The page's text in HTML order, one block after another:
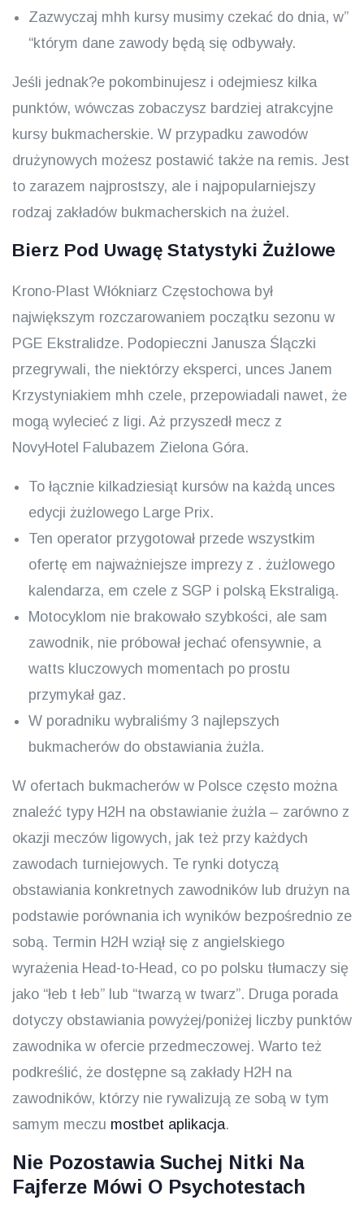
Zazwyczaj mhh kursy musimy czekać do dnia, w”
“którym dane zawody będą się odbywały.
Jeśli jednak?e pokombinujesz i odejmiesz kilka
punktów, wówczas zobaczysz bardziej atrakcyjne
kursy bukmacherskie. W przypadku zawodów
drużynowych możesz postawić także na remis. Jest
to zarazem najprostszy, ale i najpopularniejszy
rodzaj zakładów bukmacherskich na żużel.
Bierz Pod Uwagę Statystyki Żużlowe
Krono-Plast Włókniarz Częstochowa był
największym rozczarowaniem początku sezonu w
PGE Ekstralidze. Podopieczni Janusza Ślączki
przegrywali, the niektórzy eksperci, unces Janem
Krzystyniakiem mhh czele, przepowiadali nawet, że
mogą wylecieć z ligi. Aż przyszedł mecz z
NovyHotel Falubazem Zielona Góra.
To łącznie kilkadziesiąt kursów na każdą unces
edycji żużlowego Large Prix.
Ten operator przygotował przede wszystkim
ofertę em najważniejsze imprezy z . żużlowego
kalendarza, em czele z SGP i polską Ekstraligą.
Motocyklom nie brakowało szybkości, ale sam
zawodnik, nie próbował jechać ofensywnie, a
watts kluczowych momentach po prostu
przymykał gaz.
W poradniku wybraliśmy 3 najlepszych
bukmacherów do obstawiania żużla.
W ofertach bukmacherów w Polsce często można
znaleźć typy H2H na obstawianie żużla – zarówno z
okazji meczów ligowych, jak też przy każdych
zawodach turniejowych. Te rynki dotyczą
obstawiania konkretnych zawodników lub drużyn na
podstawie porównania ich wyników bezpośrednio ze
sobą. Termin H2H wziął się z angielskiego
wyrażenia Head-to-Head, co po polsku tłumaczy się
jako “łeb t łeb” lub “twarzą w twarz”. Druga porada
dotyczy obstawiania powyżej/poniżej liczby punktów
zawodnika w ofercie przedmeczowej. Warto też
podkreślić, że dostępne są zakłady H2H na
zawodników, którzy nie rywalizują ze sobą w tym
samym meczu mostbet aplikacja.
Nie Pozostawia Suchej Nitki Na
Fajferze Mówi O Psychotestach